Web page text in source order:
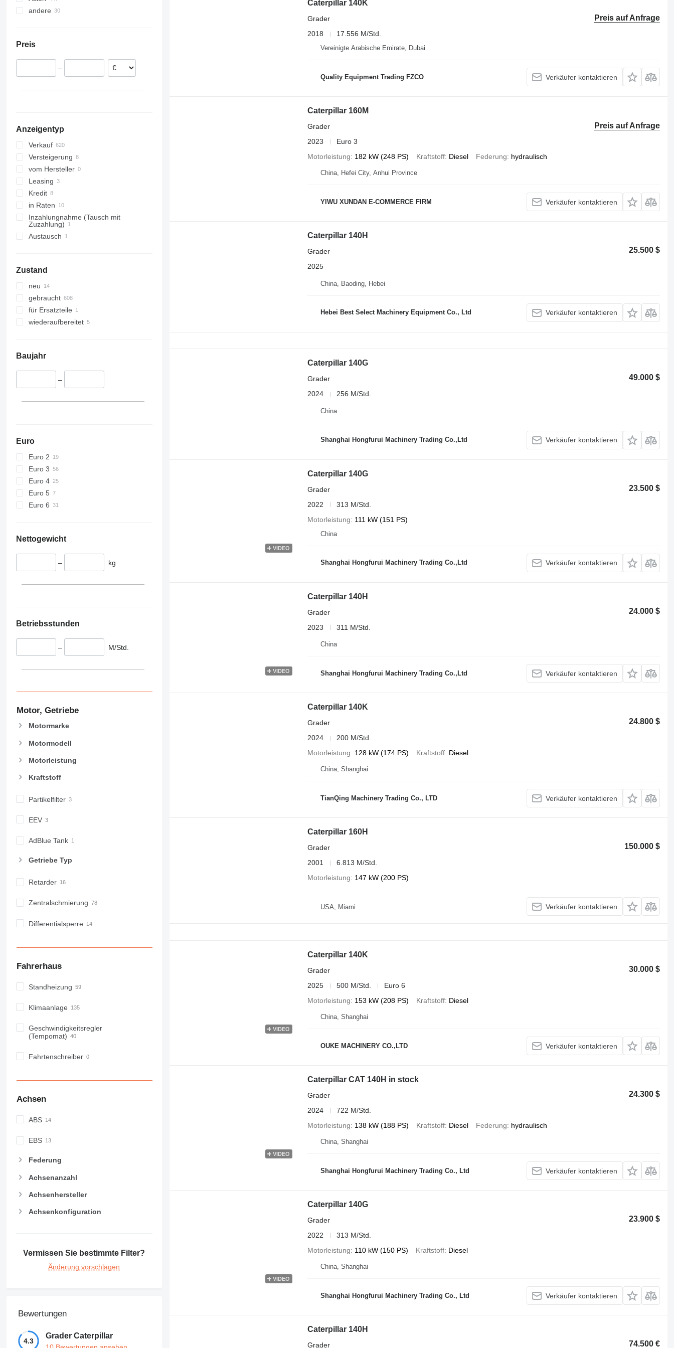
Spanien
Rumänien
Italien
USA
China
andere
Uruguay
Tansania
Preis
–
Anzeigentyp
Verkauf
Versteigerung
vom Hersteller
Leasing
Kredit
in Raten
Inzahlungnahme (Tausch mit
Zuzahlung)
Austausch
Zustand
neu
gebraucht
für Ersatzteile
wiederaufbereitet
Baujahr
–
Euro
Euro 2
Euro 3
Euro 4
Euro 5
Euro 6
Nettogewicht
– kg
Betriebsstunden
– M/Std.
Motor, Getriebe
Motormarke
Motormodell
Motorleistung
Kraftstoff
Partikelfilter
EEV
AdBlue Tank
Getriebe Typ
Retarder
Zentralschmierung
Differentialsperre
Fahrerhaus
Standheizung
Klimaanlage
Geschwindigkeitsregler
(Tempomat)
Fahrtenschreiber
Achsen
ABS
EBS
Federung
Achsenanzahl
Achsenhersteller
Achsenkonfiguration
Vermissen Sie bestimmte Filter?
Änderung vorschlagen
Bewertungen
4.3
Grader Caterpillar
Caterpillar 140K
Preis auf Anfrage
Grader
2018
17.556 M/Std.
Vereinigte Arabische Emirate, Dubai
Quality Equipment Trading FZCO Verkäufer kontaktieren
Caterpillar 160M
Preis auf Anfrage
Grader
2023
Euro 3
Motorleistung
182 kW (248 PS) Kraftstoff Diesel Federung hydraulisch
China, Hefei City, Anhui Province
YIWU XUNDAN E-COMMERCE FIRM Verkäufer kontaktieren
Caterpillar 140H
25.500 $
Grader
2025
China, Baoding, Hebei
Hebei Best Select Machinery Equipment Co., Ltd Verkäufer kontaktieren
Caterpillar 140G
49.000 $
Grader
2024
256 M/Std.
China
Shanghai Hongfurui Machinery Trading Co.,Ltd Verkäufer kontaktieren
VIDEO
Caterpillar 140G
23.500 $
Grader
2022
313 M/Std.
Motorleistung
111 kW (151 PS)
China
Shanghai Hongfurui Machinery Trading Co.,Ltd Verkäufer kontaktieren
VIDEO
Caterpillar 140H
24.000 $
Grader
2023
311 M/Std.
China
Shanghai Hongfurui Machinery Trading Co.,Ltd Verkäufer kontaktieren
Caterpillar 140K
24.800 $
Grader
2024
200 M/Std.
Motorleistung
128 kW (174 PS) Kraftstoff Diesel
China, Shanghai
TianQing Machinery Trading Co., LTD Verkäufer kontaktieren
Caterpillar 160H
150.000 $
Grader
2001
6.813 M/Std.
Motorleistung
147 kW (200 PS)
USA, Miami Verkäufer kontaktieren
VIDEO
Caterpillar 140K
30.000 $
Grader
2025
500 M/Std.
Euro 6
Motorleistung
153 kW (208 PS) Kraftstoff Diesel
China, Shanghai
OUKE MACHINERY CO.,LTD Verkäufer kontaktieren
VIDEO
Caterpillar CAT 140H in stock
24.300 $
Grader
2024
722 M/Std.
Motorleistung
138 kW (188 PS) Kraftstoff Diesel Federung hydraulisch
China, Shanghai
Shanghai Hongfurui Machinery Trading Co., Ltd Verkäufer kontaktieren
VIDEO
Caterpillar 140G
23.900 $
Grader
2022
313 M/Std.
Motorleistung
110 kW (150 PS) Kraftstoff Diesel
China, Shanghai
Shanghai Hongfurui Machinery Trading Co., Ltd Verkäufer kontaktieren
Caterpillar 140H
74.500 €
Grader